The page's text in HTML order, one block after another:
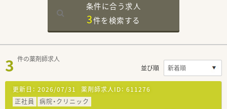
条件に合う求人
3件を検索する
3 件の薬剤師求人
並び順
更新日： 2026/07/31 薬剤師求人ID： 611276
正社員
病院・クリニック